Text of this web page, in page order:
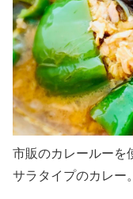
市販のカレールーを
サラタイプのカレー。